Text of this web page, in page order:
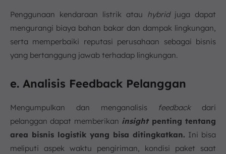
Penggunaan kendaraan listrik atau hybrid juga dapat
mengurangi biaya bahan bakar dan dampak lingkungan,
serta memperbaiki reputasi perusahaan sebagai bisnis
yang bertanggung jawab terhadap lingkungan.
e. Analisis Feedback Pelanggan
Mengumpulkan dan menganalisis feedbackdari
pelanggan dapat memberikan insightpenting tentang
area bisnis logistik yang bisa ditingkatkan. Ini bisa
meliputi aspek waktu pengiriman, kondisi paket saat